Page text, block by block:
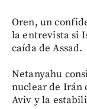
Oren, un
la entrevista si
caída de Assad.
Netanyahu
nuclear de Irán
Aviv y la